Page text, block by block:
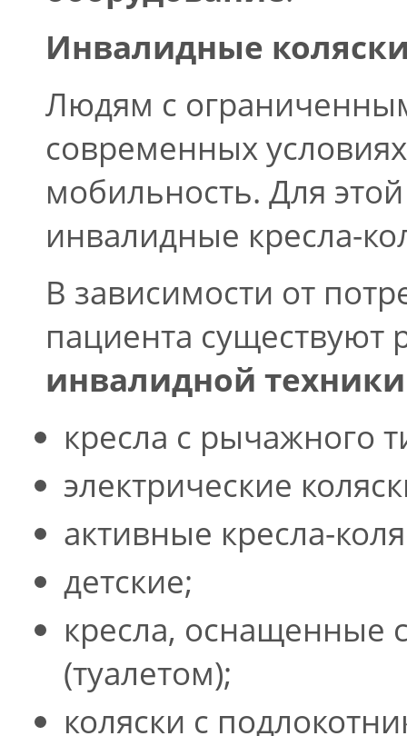
Инвалидные
Людям с
современных
мобильность. Для
инвалидные кресла-
В зависимости от
пациента существуют
инвалидной техники
кресла с рычажного
электрические
активные кресла-
детские;
кресла, оснащенные
(туалетом);
коляски с